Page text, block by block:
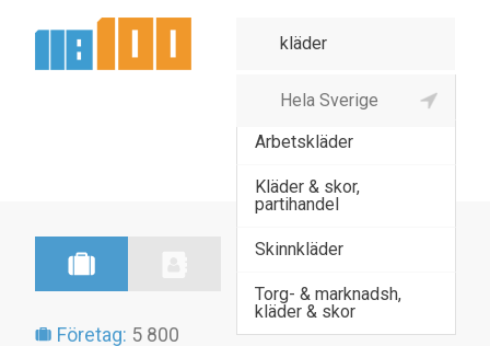
Almia damkläder
Arbetskläder
Kläder & skor,
partihandel
Skinnkläder
Torg- & marknadsh,
kläder & skor
Företag: 5 800